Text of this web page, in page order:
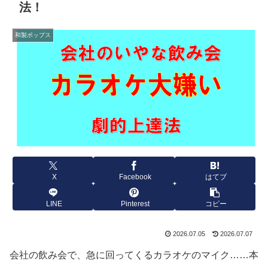
法！
和製ポップス
X Facebook はてブ
LINE Pinterest コピー
2026.07.05 2026.07.07
会社の飲み会で、急に回ってくるカラオケのマイク……本